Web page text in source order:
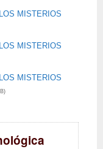
MISTERIOS
MISTERIOS
MISTERIOS